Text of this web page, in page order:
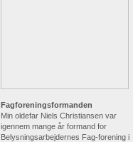
Fagforeningsformanden
Min oldefar Niels Christiansen var
igennem mange år formand for
Belysningsarbejdernes Fag-forening i